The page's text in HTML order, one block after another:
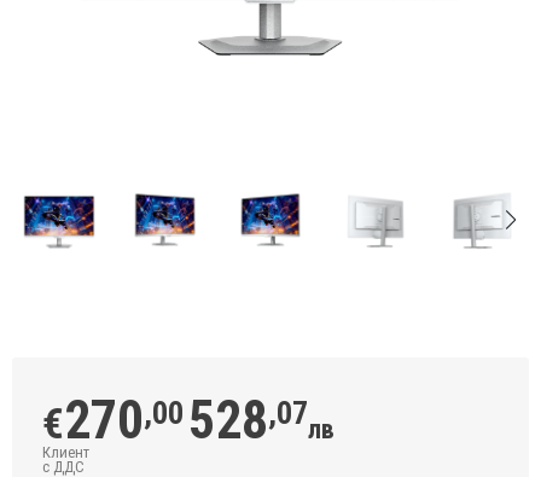
€270,00 528,07лв
Клиент
с ДДС